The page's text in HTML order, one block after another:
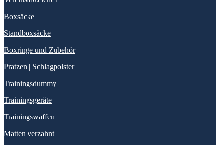
Boxsäcke
Standboxsäcke
Boxringe und Zubehör
Pratzen | Schlagpolster
Trainingsdummy
Trainingsgeräte
Trainingswaffen
Matten verzahnt